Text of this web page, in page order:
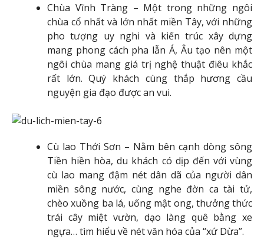
Chùa Vĩnh Tràng – Một trong những ngôi
chùa cổ nhất và lớn nhất miền Tây, với những
pho tượng uy nghi và kiến trúc xây dựng
mang phong cách pha lẫn Á, Âu tạo nên một
ngôi chùa mang giá trị nghệ thuật điêu khắc
rất lớn. Quý khách cùng thắp hương cầu
nguyện gia đạo được an vui.
Cù lao Thới Sơn – Nằm bên cạnh dòng sông
Tiền hiền hòa, du khách có dịp đến với vùng
cù lao mang đậm nét dân dã của người dân
miền sông nước, cùng nghe đờn ca tài tử,
chèo xuồng ba lá, uống mật ong, thưởng thức
trái cây miệt vườn, dạo làng quê bằng xe
ngựa… tìm hiểu về nét văn hóa của “xứ Dừa”.